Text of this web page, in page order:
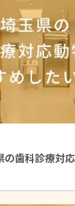
の歯科診療対